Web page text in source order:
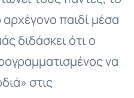
αρχέγονο παιδί μέσα
διδάσκει ότι ο
να
στις